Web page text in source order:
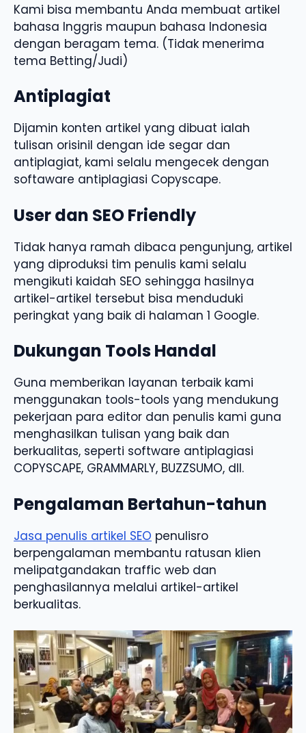
Kami bisa membantu Anda membuat artikel
bahasa Inggris maupun bahasa Indonesia
dengan beragam tema. (Tidak menerima
tema Betting/Judi)
Antiplagiat
Dijamin konten artikel yang dibuat ialah
tulisan orisinil dengan ide segar dan
antiplagiat, kami selalu mengecek dengan
softaware antiplagiasi Copyscape.
User dan SEO Friendly
Tidak hanya ramah dibaca pengunjung, artikel
yang diproduksi tim penulis kami selalu
mengikuti kaidah SEO sehingga hasilnya
artikel-artikel tersebut bisa menduduki
peringkat yang baik di halaman 1 Google.
Dukungan Tools Handal
Guna memberikan layanan terbaik kami
menggunakan tools-tools yang mendukung
pekerjaan para editor dan penulis kami guna
menghasilkan tulisan yang baik dan
berkualitas, seperti software antiplagiasi
COPYSCAPE, GRAMMARLY, BUZZSUMO, dll.
Pengalaman Bertahun-tahun
Jasa penulis artikel SEO penulisro
berpengalaman membantu ratusan klien
melipatgandakan traffic web dan
penghasilannya melalui artikel-artikel
berkualitas.